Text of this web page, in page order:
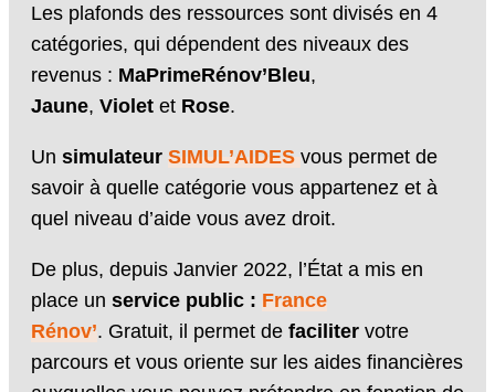
Les plafonds des ressources sont divisés en 4
catégories, qui dépendent des niveaux des
revenus : MaPrimeRénov’Bleu,
Jaune, Violet et Rose.
Un simulateur SIMUL’AIDES vous permet de
savoir à quelle catégorie vous appartenez et à
quel niveau d’aide vous avez droit.
De plus, depuis Janvier 2022, l’État a mis en
place un service public : France
Rénov’. Gratuit, il permet de faciliter votre
parcours et vous oriente sur les aides financières